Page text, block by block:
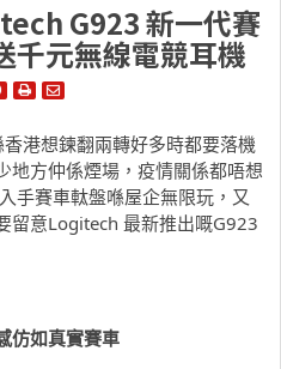
G923 新一代賽
千元無線電競耳機
港想鍊翻兩轉好多時都要落機
地方仲係煙場，疫情關係都唔想
手賽車軚盤喺屋企無限玩，又
留意Logitech 最新推出嘅G923
仿如真實賽車